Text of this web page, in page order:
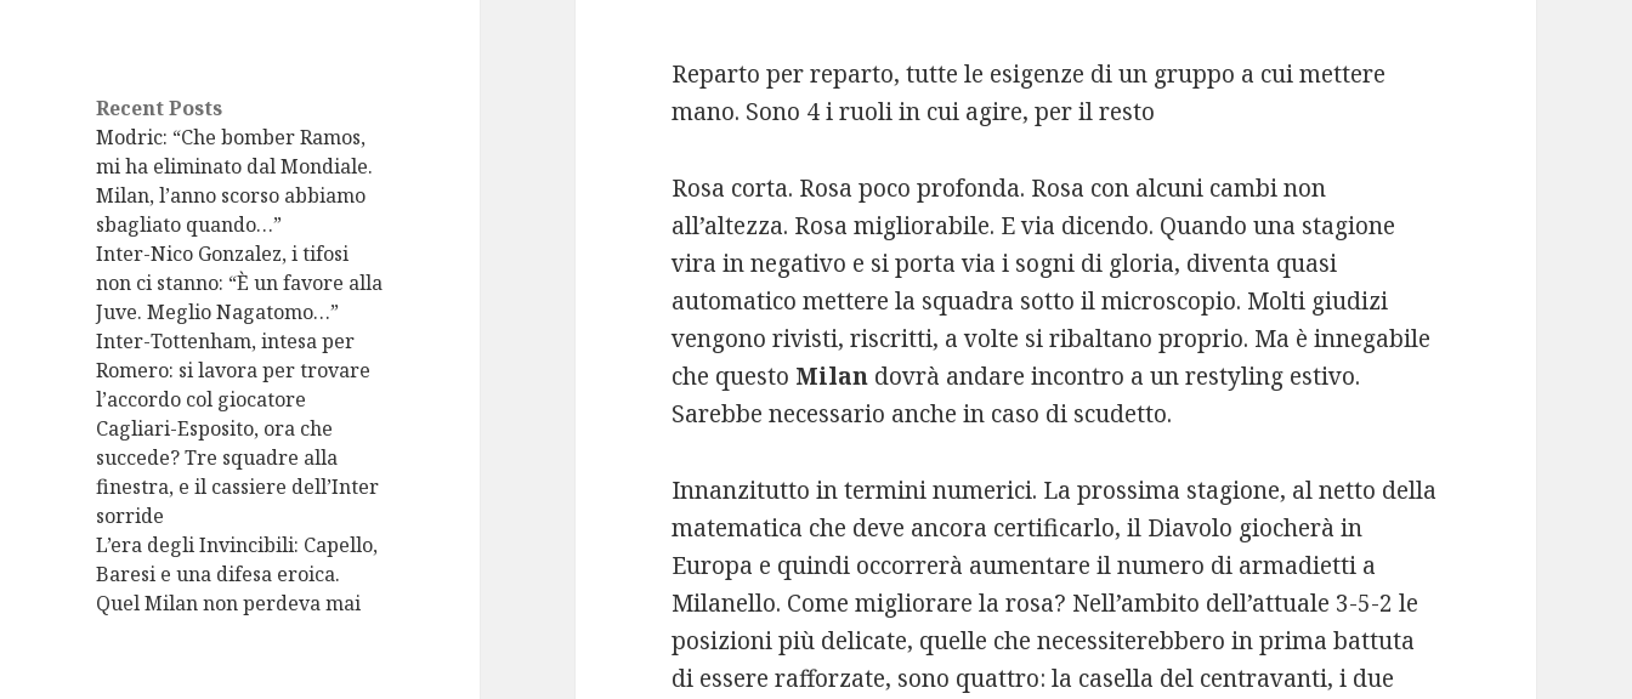
Recent Posts
Modric: “Che bomber Ramos,
mi ha eliminato dal Mondiale.
Milan, l’anno scorso abbiamo
sbagliato quando…”
Inter-Nico Gonzalez, i tifosi
non ci stanno: “È un favore alla
Juve. Meglio Nagatomo…”
Inter-Tottenham, intesa per
Romero: si lavora per trovare
l’accordo col giocatore
Cagliari-Esposito, ora che
succede? Tre squadre alla
finestra, e il cassiere dell’Inter
sorride
L’era degli Invincibili: Capello,
Baresi e una difesa eroica.
Quel Milan non perdeva mai
Reparto per reparto, tutte le esigenze di un gruppo a cui mettere
mano. Sono 4 i ruoli in cui agire, per il resto
Rosa corta. Rosa poco profonda. Rosa con alcuni cambi non
all’altezza. Rosa migliorabile. E via dicendo. Quando una stagione
vira in negativo e si porta via i sogni di gloria, diventa quasi
automatico mettere la squadra sotto il microscopio. Molti giudizi
vengono rivisti, riscritti, a volte si ribaltano proprio. Ma è innegabile
che questo Milan dovrà andare incontro a un restyling estivo.
Sarebbe necessario anche in caso di scudetto.
Innanzitutto in termini numerici. La prossima stagione, al netto della
matematica che deve ancora certificarlo, il Diavolo giocherà in
Europa e quindi occorrerà aumentare il numero di armadietti a
Milanello. Come migliorare la rosa? Nell’ambito dell’attuale 3-5-2 le
posizioni più delicate, quelle che necessiterebbero in prima battuta
di essere rafforzate, sono quattro: la casella del centravanti, i due